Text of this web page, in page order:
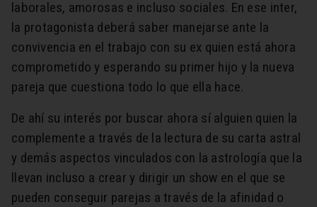
laborales, amorosas e incluso sociales. En ese inter,
la protagonista deberá saber manejarse ante la
convivencia en el trabajo con su ex quien está ahora
comprometido y esperando su primer hijo y la nueva
pareja que cuestiona todo lo que ella hace.
De ahí su interés por buscar ahora sí alguien quien la
complemente a través de la lectura de su carta astral
y demás aspectos vinculados con la astrología que la
llevan incluso a crear y dirigir un show en el que se
pueden conseguir parejas a través de la afinidad o